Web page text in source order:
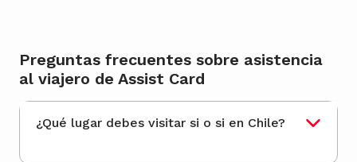
Preguntas frecuentes sobre asistencia
al viajero de Assist Card
¿Qué lugar debes visitar si o si en Chile?